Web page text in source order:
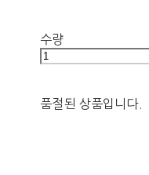
수량
품절된 상품입니다.